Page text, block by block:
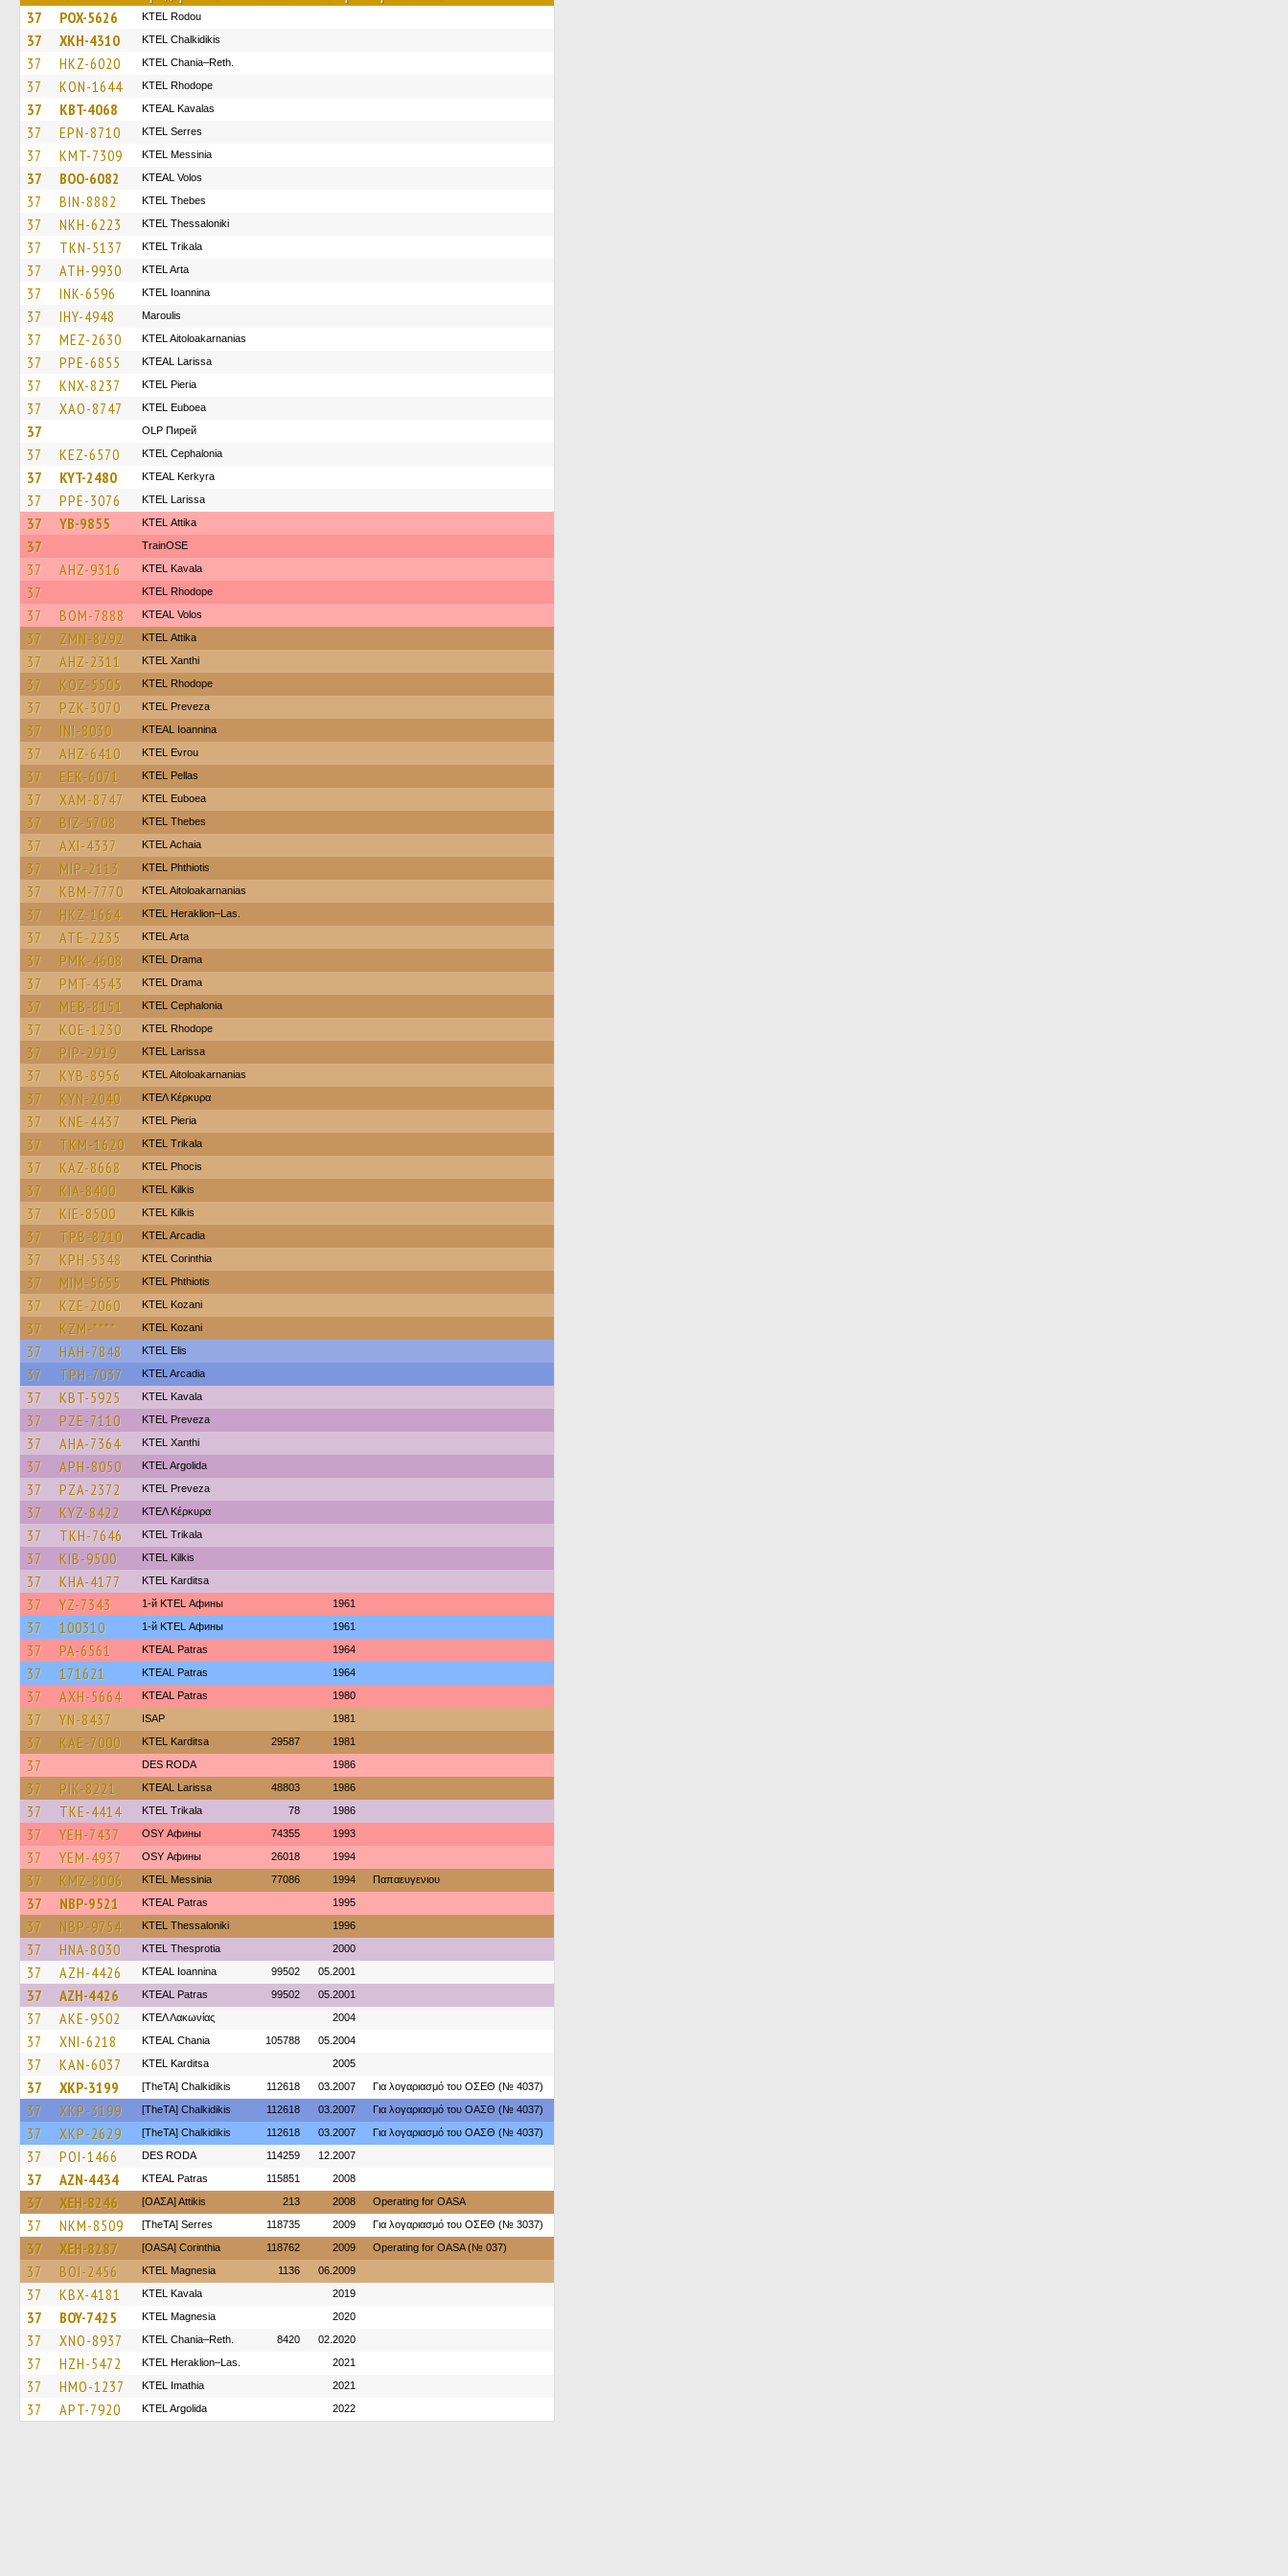
37 POX-5626 ΚΤΕL Rodou
37 XKH-4310 ΚΤΕL Chalkidikis
37 HKZ-6020 KTEL Chania–Reth.
37 KON-1644 KTEL Rhodope
37 KBT-4068 KTEAL Kavalas
37 EPN-8710 KTEL Serres
37 KMT-7309 KTEL Messinia
37 BOO-6082 KTEAL Volos
37 BIN-8882 KTEL Thebes
37 NKH-6223 KTEL Thessaloniki
37 TKN-5137 ΚΤΕL Τrikala
37 ATH-9930 KTEL Arta
37 INK-6596 KTEL Ioannina
37 IHY-4948 Maroulis
37 MEZ-2630 KTEL Aitoloakarnanias
37 PPE-6855 KTEAL Larissa
37 KNX-8237 KTEL Pieria
37 XAO-8747 ΚΤΕL Euboea
37 OLP Пирей
37 KEZ-6570 KTEL Cephalonia
37 KYT-2480 KTEAL Kerkyra
37 PPE-3076 KTEL Larissa
37 YB-9855 KΤΕL Αttika
37 TrainΟSE
37 AHZ-9316 KTEL Kavala
37 KTEL Rhodope
37 BOM-7888 KTEAL Volos
37 ZMN-8292 KΤΕL Αttika
37 AHZ-2311 KTEL Xanthi
37 KOZ-5505 KTEL Rhodope
37 PZK-3070 KTEL Preveza
37 INI-8030 KTEAL Ioannina
37 AHZ-6410 KTEL Evrou
37 EEK-6071 KTEL Pellas
37 XAM-8747 ΚΤΕL Euboea
37 BIZ-5708 KTEL Thebes
37 AXI-4337 KTEL Achaia
37 MIP-2113 ΚΤΕL Phthiotis
37 KBM-7770 KTEL Aitoloakarnanias
37 HKZ-1664 KTEL Heraklion–Las.
37 ATE-2235 KTEL Arta
37 PMK-4608 KTEL Drama
37 PMT-4543 KTEL Drama
37 MEB-8151 KTEL Cephalonia
37 KOE-1230 KTEL Rhodope
37 PIP-2919 KTEL Larissa
37 KYB-8956 KTEL Aitoloakarnanias
37 KYN-2040 ΚΤΕΛ Κέρκυρα
37 KNE-4437 KTEL Pieria
37 TKM-1620 ΚΤΕL Τrikala
37 KAZ-8668 ΚΤΕL Phocis
37 KIA-8400 KTEL Kilkis
37 KIE-8500 KTEL Kilkis
37 TPB-8210 KTEL Arcadia
37 KPH-5348 KTEL Corinthia
37 MIM-5655 ΚΤΕL Phthiotis
37 KZE-2060 ΚΤΕL Kozani
37 KZM-**** ΚΤΕL Kozani
37 HAH-7848 KTEL Elis
37 TPH-7037 KTEL Arcadia
37 KBT-5925 KTEL Kavala
37 PZE-7110 KTEL Preveza
37 AHA-7364 KTEL Xanthi
37 APH-8050 KTEL Argolida
37 PZA-2372 KTEL Preveza
37 KYZ-8422 ΚΤΕΛ Κέρκυρα
37 TKH-7646 ΚΤΕL Τrikala
37 KIB-9500 KTEL Kilkis
37 KHA-4177 ΚΤΕL Karditsa
37 YZ-7343 1-й KTEL Афины 1961
37 100310 1-й KTEL Афины 1961
37 PA-6561 KTEAL Patras 1964
37 171621 KTEAL Patras 1964
37 AXH-5664 KTEAL Patras 1980
37 YN-8437 ISAP 1981
37 KAE-7000 ΚΤΕL Karditsa 29587 1981
37 DES RODA 1986
37 PIK-8221 KTEAL Larissa 48803 1986
37 TKE-4414 ΚΤΕL Τrikala 78 1986
37 YEH-7437 OSY Афины 74355 1993
37 YEM-4937 OSY Афины 26018 1994
37 KMZ-8006 KTEL Messinia 77086 1994 Παπαευγενιου
37 NBP-9521 KTEAL Patras 1995
37 NBP-9754 KTEL Thessaloniki 1996
37 HNA-8030 KTEL Thesprotia 2000
37 AZH-4426 KTEAL Ioannina 99502 05.2001
37 AZH-4426 KTEAL Patras 99502 05.2001
37 AKE-9502 ΚΤΕΛ Λακωνίας 2004
37 XNI-6218 KTEAL Chania 105788 05.2004
37 KAN-6037 ΚΤΕL Karditsa 2005
37 XKP-3199 [TheTA] Chalkidikis 112618 03.2007 Για λογαριασμό του ΟΣΕΘ (№ 4037)
37 XKP-3199 [TheTA] Chalkidikis 112618 03.2007 Για λογαριασμό του ΟΑΣΘ (№ 4037)
37 XKP-2629 [TheTA] Chalkidikis 112618 03.2007 Για λογαριασμό του ΟΑΣΘ (№ 4037)
37 POI-1466 DES RODA 114259 12.2007
37 AZN-4434 KTEAL Patras 115851 2008
37 XEH-8246 [ΟΑΣΑ] Αttikis 213 2008 Operating for OASA
37 NKM-8509 [TheTA] Serres 118735 2009 Για λογαριασμό του ΟΣΕΘ (№ 3037)
37 XEH-8287 [OASA] Corinthia 118762 2009 Operating for OASA (№ 037)
37 BOI-2456 ΚΤΕL Magnesia 1136 06.2009
37 KBX-4181 KTEL Kavala 2019
37 BOY-7425 ΚΤΕL Magnesia 2020
37 XNO-8937 KTEL Chania–Reth. 8420 02.2020
37 HZH-5472 KTEL Heraklion–Las. 2021
37 HMO-1237 KTEL Imathia 2021
37 APT-7920 KTEL Argolida 2022